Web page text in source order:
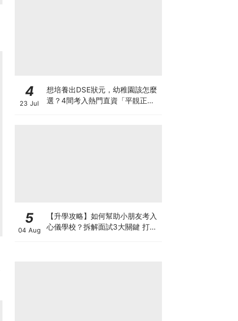
4
23 Jul
想培養出DSE狀元，幼稚園該怎麼
選？4間考入熱門直資「平靚正」
5
04 Aug
【升學攻略】如何幫助小朋友考入
心儀學校？拆解面試3大關鍵 打好